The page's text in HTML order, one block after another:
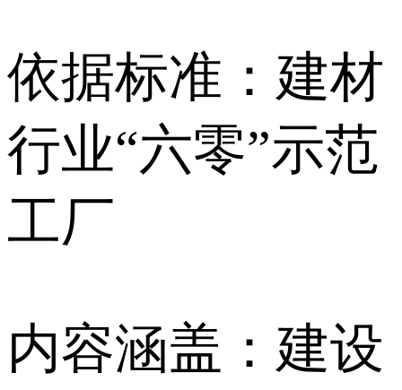
依据标准：建材
行业“六零”示范
工厂
内容涵盖：建设